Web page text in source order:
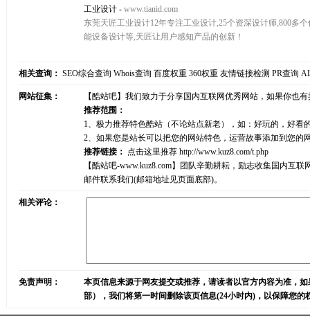
工业设计 - www.tianid.com
东莞天匠工业设计12年专注工业设计,25个资深设计师,800多
能设备设计等,天匠让用户感知产品的创新！
相关查询： SEO综合查询 Whois查询 百度权重 360权重 友情链接检测 PR查询
网站征集：
【酷站吧】我们致力于分享国内互联网优秀网站，如果你也
推荐范围：
1、极力推荐特色酷站（不论站点新老），如：好玩的，好
2、如果您是站长可以把您的网站特色，运营故事添加到您
推荐链接： 点击这里推荐 http://www.kuz8.com/t.php
【酷站吧-www.kuz8.com】团队辛勤耕耘，励志收集国内互
邮件联系我们(邮箱地址见页面底部)。
相关评论：
免责声明：
本页信息来源于网友提交或推荐，请读者以官方内容为准，
部），我们将第一时间删除该页信息(24小时内)，以保障您的